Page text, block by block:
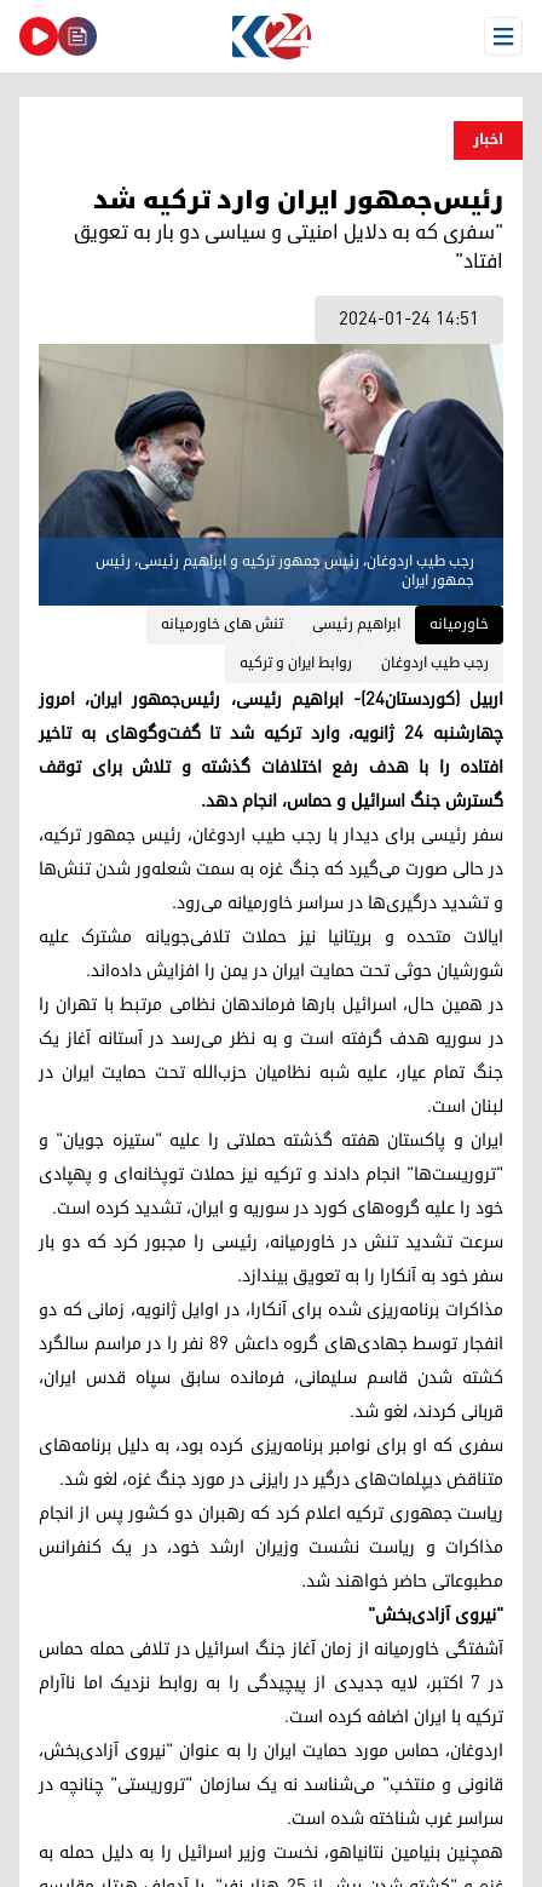
Open Menu
اخبار
رئیس‌جمهور ایران وارد ترکیه شد
"سفری که به دلایل امنیتی و سیاسی دو بار به تعویق
افتاد"
2024-01-24 14:51
رجب طیب اردوغان، رئیس جمهور ترکیه و ابراهیم رئیسی، رئیس
جمهور ایران
خاورمیانه
ابراهیم رئیسی
تنش های خاورمیانه
رجب طیب اردوغان
روابط ایران و ترکیه
اربیل (کوردستان٢٤)- ابراهیم رئیسی، رئیس‌جمهور ایران، امروز
چهارشنبه ٢٤ ژانویه، وارد ترکیه شد تا گفت‌وگوهای به تاخیر
افتاده را با هدف رفع اختلافات گذشته و تلاش برای توقف
گسترش جنگ اسرائیل و حماس، انجام دهد.
سفر رئیسی برای دیدار با رجب طیب اردوغان، رئیس جمهور ترکیه،
در حالی صورت می‌گیرد که جنگ غزه به سمت شعله‌ور شدن تنش‌ها
و تشدید درگیری‌ها در سراسر خاورمیانه می‌رود.
ایالات متحده و بریتانیا نیز حملات تلافی‌جویانه مشترک علیه
شورشیان حوثی تحت حمایت ایران در یمن را افزایش داده‌اند.
در همین حال، اسرائیل بارها فرماندهان نظامی مرتبط با تهران را
در سوریه هدف گرفته است و به نظر می‌رسد در آستانه آغاز یک
جنگ تمام عیار، علیه شبه نظامیان حزب‌الله تحت حمایت ایران در
لبنان است.
ایران و پاکستان هفته گذشته حملاتی را علیه "ستیزه جویان" و
"تروریست‌ها" انجام دادند و ترکیه نیز حملات توپخانه‌ای و پهپادی
خود را علیه گروه‌های کورد در سوریه و ایران، تشدید کرده است.
سرعت تشدید تنش در خاورمیانه، رئیسی را مجبور کرد که دو بار
سفر خود به آنکارا را به تعویق بیندازد.
مذاکرات برنامه‌ریزی شده برای آنکارا، در اوایل ژانویه، زمانی که دو
انفجار توسط جهادی‌های گروه داعش ٨٩ نفر را در مراسم سالگرد
کشته شدن قاسم سلیمانی، فرمانده سابق سپاه قدس ایران،
قربانی کردند، لغو شد.
سفری که او برای نوامبر برنامه‌ریزی کرده بود، به دلیل برنامه‌های
متناقض دیپلمات‌های درگیر در رایزنی در مورد جنگ غزه، لغو شد.
ریاست جمهوری ترکیه اعلام کرد که رهبران دو کشور پس از انجام
مذاکرات و ریاست نشست وزیران ارشد خود، در یک کنفرانس
مطبوعاتی حاضر خواهند شد.
"نیروی آزادی‌بخش"
آشفتگی خاورمیانه از زمان آغاز جنگ اسرائیل در تلافی حمله حماس
در ٧ اکتبر، لایه جدیدی از پیچیدگی را به روابط نزدیک اما ناآرام
ترکیه با ایران اضافه کرده است.
اردوغان، حماس مورد حمایت ایران را به‌ عنوان "نیروی آزادی‌بخش،
قانونی و منتخب" می‌شناسد نه یک سازمان "تروریستی" چنانچه در
سراسر غرب شناخته شده است.
همچنین بنیامین نتانیاهو، نخست وزیر اسرائیل را به دلیل حمله به